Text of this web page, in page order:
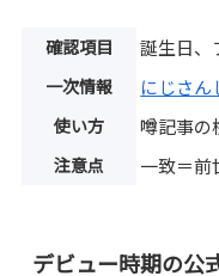
確認項目 誕生日、
一次情報 にじさん
使い方 噂記事の
注意点 一致＝前
デビュー時期の公